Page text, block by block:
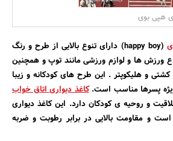
هپی بوی
(happy boy) دارای تنوع بالایی از طرح و رنگ
ورزش ها و لوازم ورزشی مانند توپ و همچنین
و هلیکوپتر . این طرح های کودکانه و زیبا
پسرها مناسب است.کاغذ دیواری اتاق خواب
و روحیه ی کودکان دارد. این کاغذ دیواری
و مقاومت بالایی در برابر رطوبت و ضربه